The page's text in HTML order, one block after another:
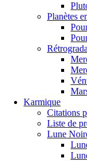
Planètes
Karmique
Citations
Liste de
Lune